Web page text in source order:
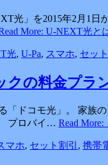
光」を2015年2月1
More: U-NEXT光と
光, U-Pa, スマホ, セット
クの料金プラ
「ドコモ光」。 家族
プロバイ… Read
マホ, セット割引 , 携帯